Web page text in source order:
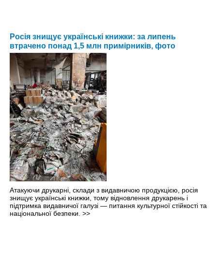
Росія знищує українські книжки: за липень
втрачено понад 1,5 млн примірників, фото
Атакуючи друкарні, склади з видавничою продукцією, росія
знищує українські книжки, тому відновлення друкарень і
підтримка видавничої галузі — питання культурної стійкості та
національної безпеки. >>